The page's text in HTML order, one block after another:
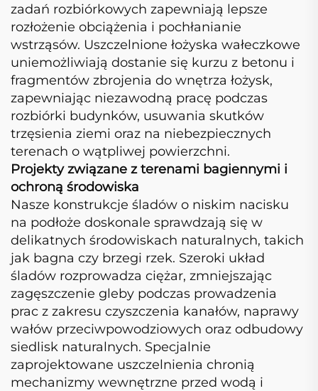
zadań rozbiórkowych zapewniają lepsze
rozłożenie obciążenia i pochłanianie
wstrząsów. Uszczelnione łożyska wałeczkowe
uniemożliwiają dostanie się kurzu z betonu i
fragmentów zbrojenia do wnętrza łożysk,
zapewniając niezawodną pracę podczas
rozbiórki budynków, usuwania skutków
trzęsienia ziemi oraz na niebezpiecznych
terenach o wątpliwej powierzchni.
Projekty związane z terenami bagiennymi i
ochroną środowiska
Nasze konstrukcje śladów o niskim nacisku
na podłoże doskonale sprawdzają się w
delikatnych środowiskach naturalnych, takich
jak bagna czy brzegi rzek. Szeroki układ
śladów rozprowadza ciężar, zmniejszając
zagęszczenie gleby podczas prowadzenia
prac z zakresu czyszczenia kanałów, naprawy
wałów przeciwpowodziowych oraz odbudowy
siedlisk naturalnych. Specjalnie
zaprojektowane uszczelnienia chronią
mechanizmy wewnętrzne przed wodą i